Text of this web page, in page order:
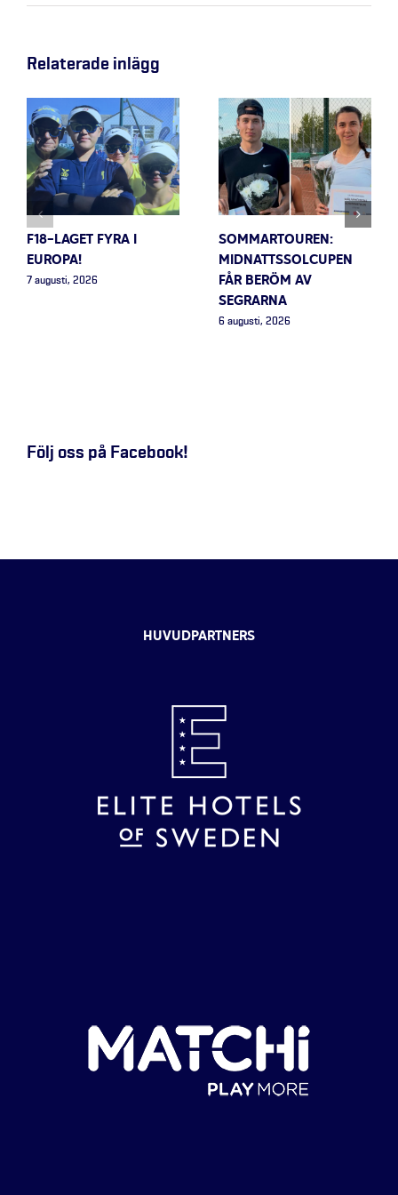
Relaterade inlägg
F18-LAGET FYRA I
EUROPA!
7 augusti, 2026
SOMMARTOUREN:
MIDNATTSSOLCUPEN
FÅR BERÖM AV
SEGRARNA
6 augusti, 2026
Följ oss på Facebook!
HUVUDPARTNERS